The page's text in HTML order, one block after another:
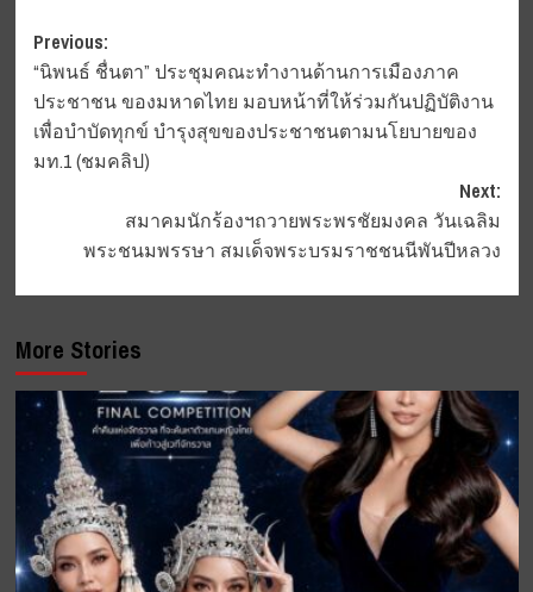
Post
navigation
Previous:
“นิพนธ์ ชื่นตา” ประชุมคณะทำงานด้านการเมืองภาค
ประชาชน ของมหาดไทย มอบหน้าที่ให้ร่วมกันปฏิบัติงาน
เพื่อบำบัดทุกข์ บำรุงสุขของประชาชนตามนโยบายของ
มท.1 (ชมคลิป)
Next:
สมาคมนักร้องฯถวายพระพรชัยมงคล วันเฉลิม
พระชนมพรรษา สมเด็จพระบรมราชชนนีพันปีหลวง
More Stories